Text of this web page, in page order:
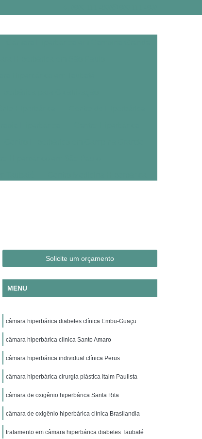
Oxigenação Hiperbárica
em Campina Grande
Hiperbárica em São Paulo
Hiperbárica Tratamento
Oxigenação Hiperbárica
Oxigenoterapia em Campina Grande
Paulo
Oxigenoterapia em Sorocaba
para Cicatrização
para Tratamento de Feridas
Tratamento de Feridas
Solicite um orçamento
MENU
câmara hiperbárica diabetes clínica Embu-Guaçu
câmara hiperbárica clínica Santo Amaro
câmara hiperbárica individual clínica Perus
câmara hiperbárica cirurgia plástica Itaim Paulista
câmara de oxigênio hiperbárica Santa Rita
câmara de oxigênio hiperbárica clínica Brasilandia
tratamento em câmara hiperbárica diabetes Taubaté